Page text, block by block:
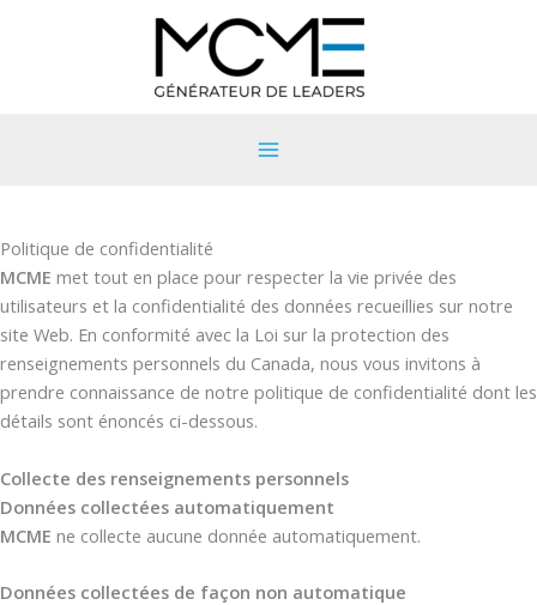
Politique de confidentialité
MCME met tout en place pour respecter la vie privée des
utilisateurs et la confidentialité des données recueillies sur notre
site Web. En conformité avec la Loi sur la protection des
renseignements personnels du Canada, nous vous invitons à
prendre connaissance de notre politique de confidentialité dont les
détails sont énoncés ci-dessous.
Collecte des renseignements personnels
Données collectées automatiquement
MCME ne collecte aucune donnée automatiquement.
Données collectées de façon non automatique